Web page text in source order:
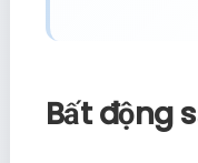
Bất động